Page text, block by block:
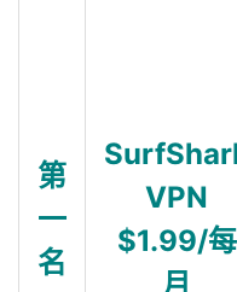
第
一
名
VPN
$1.99/每
月